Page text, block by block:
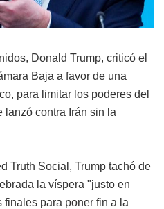
Donald Trump, criticó el
Baja a favor de una
para limitar los poderes del
lanzó contra Irán sin la
Truth Social, Trump tachó de
la víspera "justo en
para poner fin a la